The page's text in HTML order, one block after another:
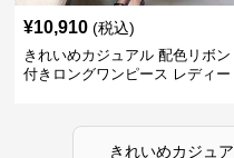
¥10,910 (税込)
きれいめカジュアル 配色リボン
付きロングワンピース レディー
きれいめカジュ